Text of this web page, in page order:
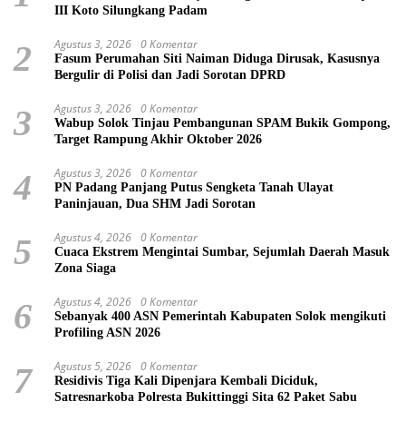
III Koto Silungkang Padam
2 Agustus 3, 2026 0 Komentar
Fasum Perumahan Siti Naiman Diduga Dirusak, Kasusnya
Bergulir di Polisi dan Jadi Sorotan DPRD
3 Agustus 3, 2026 0 Komentar
Wabup Solok Tinjau Pembangunan SPAM Bukik Gompong,
Target Rampung Akhir Oktober 2026
4 Agustus 3, 2026 0 Komentar
PN Padang Panjang Putus Sengketa Tanah Ulayat
Paninjauan, Dua SHM Jadi Sorotan
5 Agustus 4, 2026 0 Komentar
Cuaca Ekstrem Mengintai Sumbar, Sejumlah Daerah Masuk
Zona Siaga
6 Agustus 4, 2026 0 Komentar
Sebanyak 400 ASN Pemerintah Kabupaten Solok mengikuti
Profiling ASN 2026
7 Agustus 5, 2026 0 Komentar
Residivis Tiga Kali Dipenjara Kembali Diciduk,
Satresnarkoba Polresta Bukittinggi Sita 62 Paket Sabu